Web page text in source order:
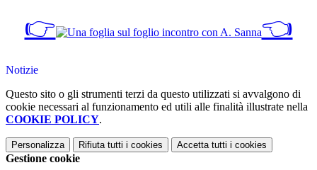
👉 👈
Notizie
Questo sito o gli strumenti terzi da questo utilizzati si avvalgono di
cookie necessari al funzionamento ed utili alle finalità illustrate nella
COOKIE POLICY.
Personalizza Rifiuta tutti i cookies Accetta tutti i cookies
Gestione cookie